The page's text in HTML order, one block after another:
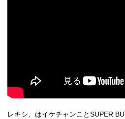
レキシ、はイケチャンことSUPER